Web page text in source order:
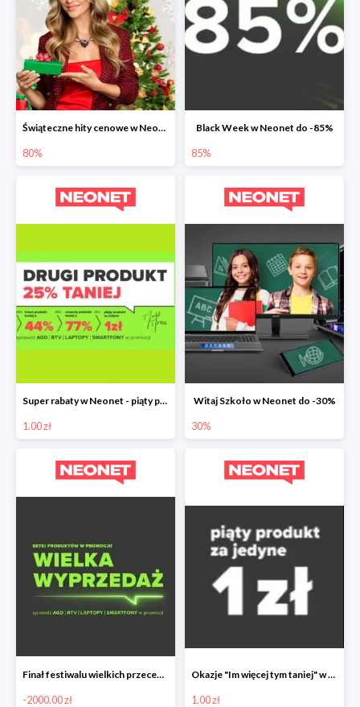
Świąteczne hity cenowe w Neonet do -80%
80%
Black Week w Neonet do -85%
85%
Super rabaty w Neonet - piąty produkt za 1 zł
1.00 zł
Witaj Szkoło w Neonet do -30%
30%
Finał festiwalu wielkich przecen w Neonet nawet do 2000 zł taniej
-2000.00 zł
Okazje "Im więcej tym taniej" w Neonet - piąty produkt 1 zł
1.00 zł